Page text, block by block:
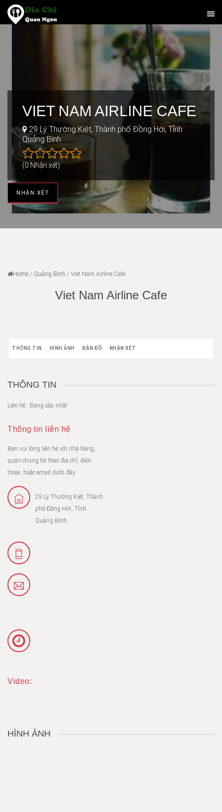
VIET NAM AIRLINE CAFE
29 Lý Thường Kiệt, Thành phố Đồng Hới, Tỉnh
Quảng Bình
(0 Nhận xét)
NHẬN XÉT
Home / Quảng Bình / Viet Nam Airline Cafe
Viet Nam Airline Cafe
THÔNG TIN HÌNH ẢNH BẢN ĐỒ NHẬN XÉT
THÔNG TIN
Liên hệ : Đang cập nhật
Thông tin liên hệ
Bạn vui lòng liên hệ với nhà hàng,
quán chúng tôi theo địa chỉ, điện
thoại, hoặc email dưới đây:
29 Lý Thường Kiệt, Thành
phố Đồng Hới, Tỉnh
Quảng Bình
Video:
HÌNH ẢNH